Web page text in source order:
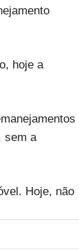
hoje a
sem a
Hoje, não